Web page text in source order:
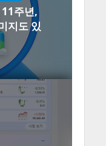
주년,
지도 있